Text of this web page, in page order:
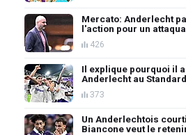
Mercato: Anderlecht
l'action pour un
426
Il explique pourquoi il
Anderlecht au Standard
373
Un Anderlechtois
Biancone veut le